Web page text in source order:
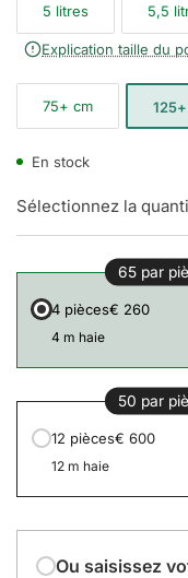
5 litres 5,5
Explication taille du
75+ cm
En stock
Sélectionnez la
65 par
4 pièces€ 260
4 m haie
50 par
12 pièces€ 600
12 m haie
Ou saisissez